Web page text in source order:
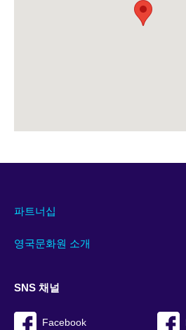
파트너십
영국문화원 소개
SNS 채널
Facebook